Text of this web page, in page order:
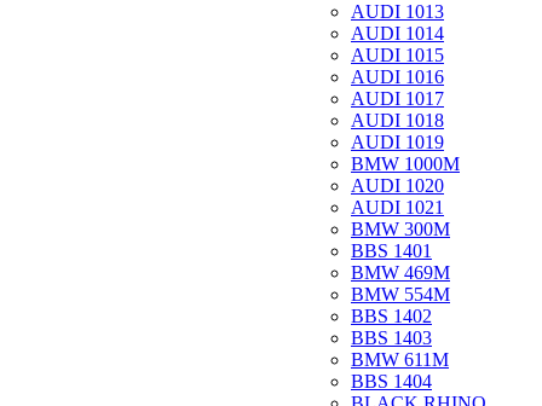
AUDI 1013
AUDI 1014
AUDI 1015
AUDI 1016
AUDI 1017
AUDI 1018
AUDI 1019
BMW 1000M
AUDI 1020
AUDI 1021
BMW 300M
BBS 1401
BMW 469M
BMW 554M
BBS 1402
BBS 1403
BMW 611M
BBS 1404